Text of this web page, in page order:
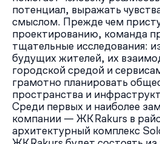
потенциал, выражать
смыслом. Прежде чем
проектированию, команда
тщательные исследования:
будущих жителей, их
городской средой и
грамотно планировать
пространства и
Среди первых и наиболее
компании — ЖК Rakurs в
архитектурный комплекс